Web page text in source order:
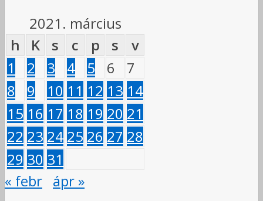
2021. március
h
K s c p s
v
1
2 3 4 5 6
7
8
9 10 11 12 13 14
15 16 17 18 19 20 21
22 23 24 25 26 27 28
29 30 31
« febr ápr »